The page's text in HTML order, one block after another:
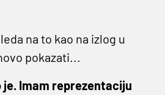
na to kao na izlog u
pokazati...
je. Imam reprezentaciju